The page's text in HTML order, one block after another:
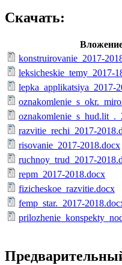
Скачать:
konstruirovanie_2017-
leksicheskie_temy_2017-
lepka_applikatsiya_2017-
razvitie_rechi_2017-
risovanie_2017-2018.docx
ruchnoy_trud_2017-
repm_2017-2018.docx
fizicheskoe_razvitie.docx
femp_star._2017-